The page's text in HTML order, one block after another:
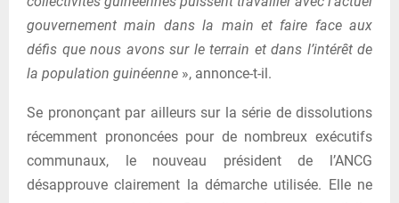
gouvernement main dans la main et faire face aux
défis que nous avons sur le terrain et dans l’intérêt de
la population guinéenne », annonce-t-il.
Se prononçant par ailleurs sur la série de dissolutions
récemment prononcées pour de nombreux exécutifs
communaux, le nouveau président de l’ANCG
désapprouve clairement la démarche utilisée. Elle ne